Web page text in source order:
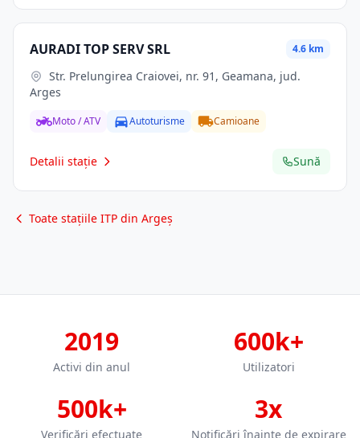
AURADI TOP SERV SRL 4.6 km
Arges
Moto / ATV Autoturisme Camioane
Detalii stație Sună
Toate stațiile ITP din Argeș
2019
Activi din anul
600k+
Utilizatori
500k+
Verificări efectuate
3x
Notificări înainte de expirare